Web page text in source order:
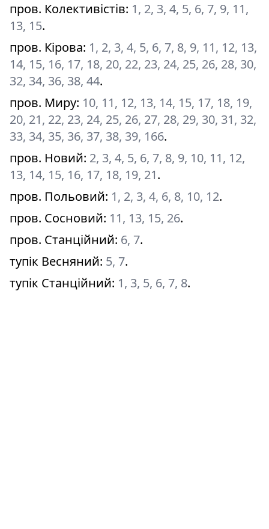
пров. Колективістів: 1, 2, 3, 4, 5, 6, 7, 9, 11,
13, 15.
пров. Кірова: 1, 2, 3, 4, 5, 6, 7, 8, 9, 11, 12, 13,
14, 15, 16, 17, 18, 20, 22, 23, 24, 25, 26, 28, 30,
32, 34, 36, 38, 44.
пров. Миру: 10, 11, 12, 13, 14, 15, 17, 18, 19,
20, 21, 22, 23, 24, 25, 26, 27, 28, 29, 30, 31, 32,
33, 34, 35, 36, 37, 38, 39, 166.
пров. Новий: 2, 3, 4, 5, 6, 7, 8, 9, 10, 11, 12,
13, 14, 15, 16, 17, 18, 19, 21.
пров. Польовий: 1, 2, 3, 4, 6, 8, 10, 12.
пров. Сосновий: 11, 13, 15, 26.
пров. Станційний: 6, 7.
тупік Весняний: 5, 7.
тупік Станційний: 1, 3, 5, 6, 7, 8.